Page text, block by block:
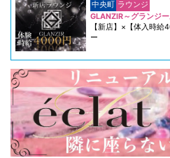
中央町 ラウンジ
GLANZIR～グランジ
【新店】×【体入時
ー